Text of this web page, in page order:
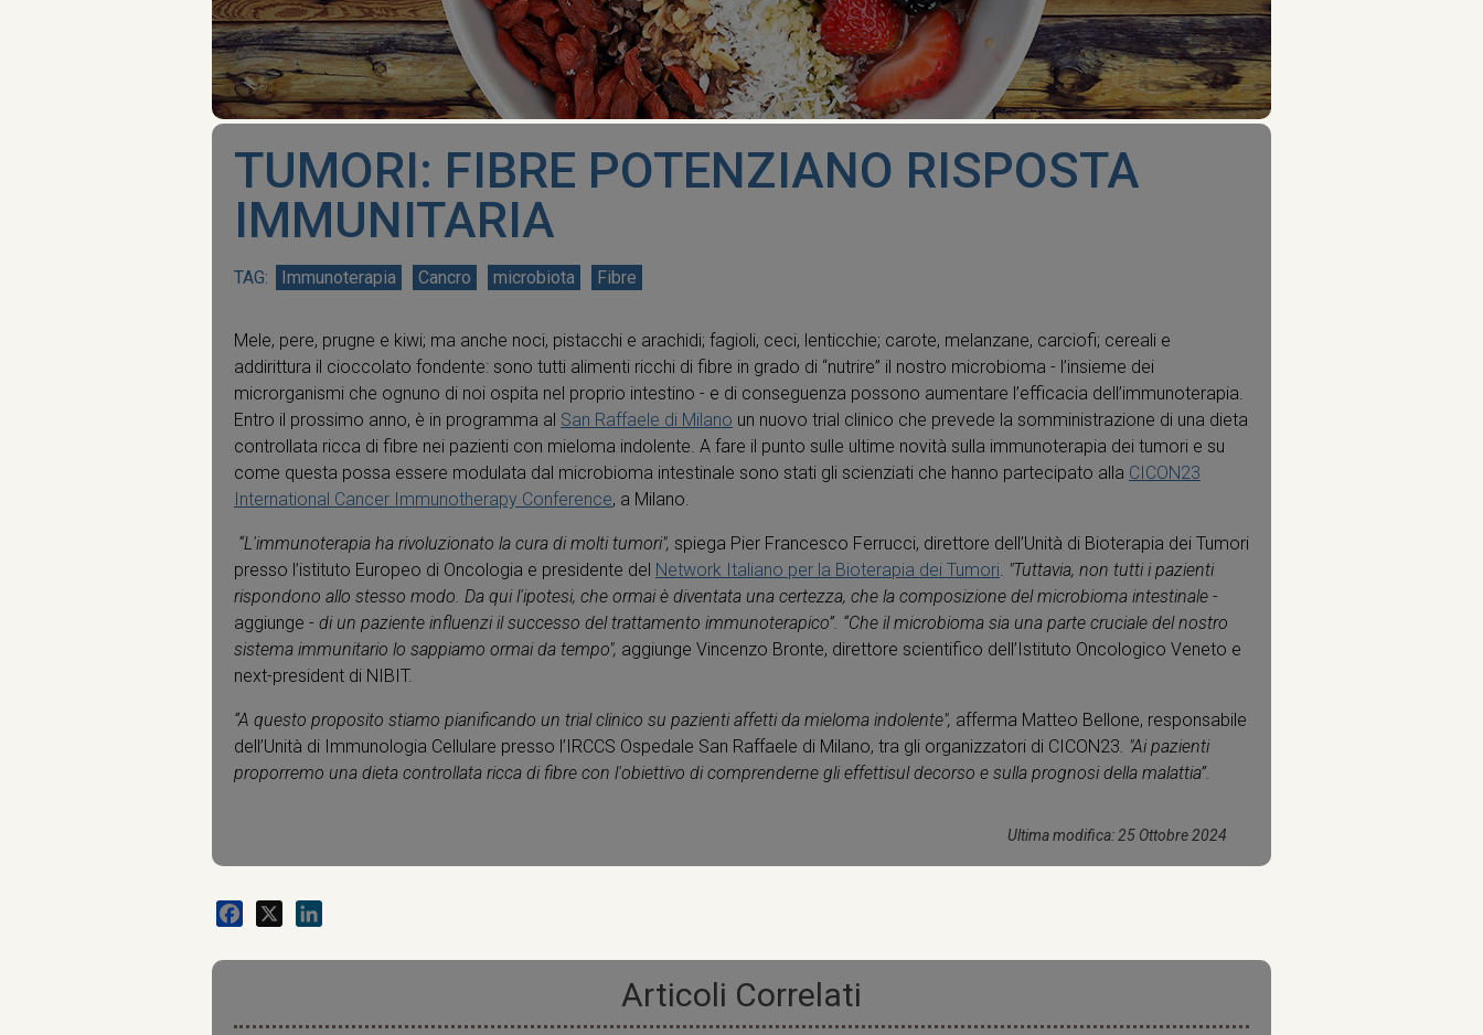
TUMORI: FIBRE POTENZIANO RISPOSTA
IMMUNITARIA
Ultima modifica: 25 Ottobre 2024
Immunoterapia Cancro microbiota Fibre
Mele, pere, prugne e kiwi; ma anche noci, pistacchi e arachidi; fagioli, ceci, lenticchie; carote, melanzane, carciofi; cereali e
addirittura il cioccolato fondente: sono tutti alimenti ricchi di fibre in grado di “nutrire” il nostro microbioma - l’insieme dei
microrganismi che ognuno di noi ospita nel proprio intestino - e di conseguenza possono aumentare l’efficacia dell’immunoterapia.
Entro il prossimo anno, è in programma al San Raffaele di Milano un nuovo trial clinico che prevede la somministrazione di una dieta
controllata ricca di fibre nei pazienti con mieloma indolente. A fare il punto sulle ultime novità sulla immunoterapia dei tumori e su
come questa possa essere modulata dal microbioma intestinale sono stati gli scienziati che hanno partecipato alla CICON23
International Cancer Immunotherapy Conference, a Milano.
“L'immunoterapia ha rivoluzionato la cura di molti tumori", spiega Pier Francesco Ferrucci, direttore dell’Unità di Bioterapia dei Tumori
presso l’istituto Europeo di Oncologia e presidente del Network Italiano per la Bioterapia dei Tumori. "Tuttavia, non tutti i pazienti
rispondono allo stesso modo. Da qui l'ipotesi, che ormai è diventata una certezza, che la composizione del microbioma intestinale -
aggiunge - di un paziente influenzi il successo del trattamento immunoterapico”. “Che il microbioma sia una parte cruciale del nostro
sistema immunitario lo sappiamo ormai da tempo", aggiunge Vincenzo Bronte, direttore scientifico dell’Istituto Oncologico Veneto e
next-president di NIBIT.
“A questo proposito stiamo pianificando un trial clinico su pazienti affetti da mieloma indolente", afferma Matteo Bellone, responsabile
dell’Unità di Immunologia Cellulare presso l’IRCCS Ospedale San Raffaele di Milano, tra gli organizzatori di CICON23. "Ai pazienti
proporremo una dieta controllata ricca di fibre con l'obiettivo di comprenderne gli effettisul decorso e sulla prognosi della malattia”.
Articoli Correlati